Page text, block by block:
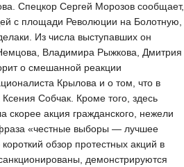
Спецкор Сергей Морозов сообщает,
с площади Революции на Болотную,
Из числа выступавших он
Владимира Рыжкова, Дмитрия
о смешанной реакции
Крылова и о том, что в
Собчак. Кроме того, здесь
скорее акция гражданского, нежели
фраза «честные выборы — лучшее
обзор протестных акций в
демонстрируются